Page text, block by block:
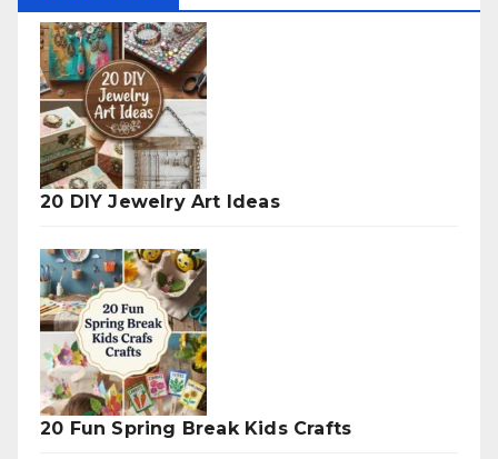
20 DIY Jewelry Art Ideas
20 Fun Spring Break Kids Crafts